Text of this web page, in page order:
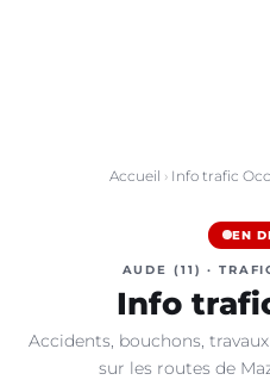
Accueil › Info trafic
EN
AUDE (11) ·
Info
Accidents, bouchons,
sur les routes de